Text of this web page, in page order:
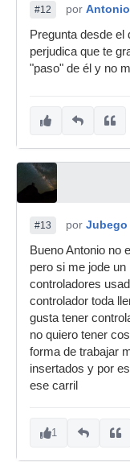
#12 por
Pregunta desde el
perjudica que te
"paso" de él y no
#13 por Jubego
Bueno Antonio no
pero si me jode
controladores
controlador toda
gusta tener
no quiero tener
forma de trabajar
insertados y por
ese carril
1